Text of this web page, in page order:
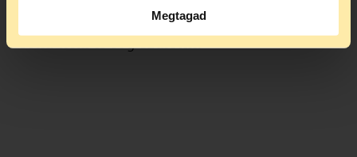
Megtagad
bűncselekményt követtek el. Jogerős bírói
ítélet azonban éppen a közkegyelem miatt
soha nem is fog születni.